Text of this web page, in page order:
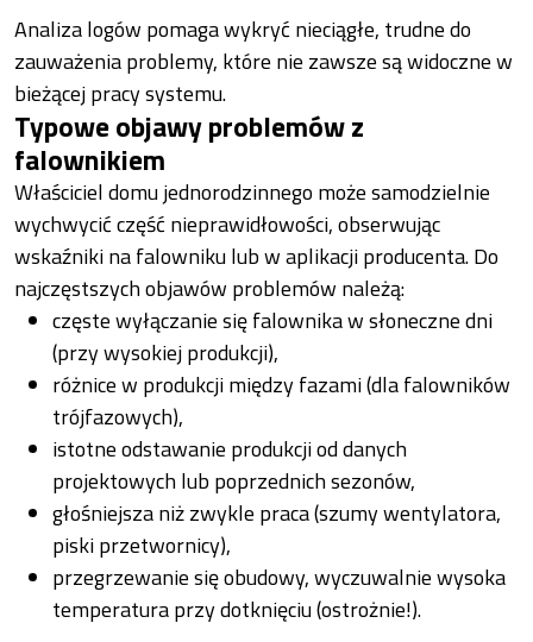
Analiza logów pomaga wykryć nieciągłe, trudne do
zauważenia problemy, które nie zawsze są widoczne w
bieżącej pracy systemu.
Typowe objawy problemów z
falownikiem
Właściciel domu jednorodzinnego może samodzielnie
wychwycić część nieprawidłowości, obserwując
wskaźniki na falowniku lub w aplikacji producenta. Do
najczęstszych objawów problemów należą:
częste wyłączanie się falownika w słoneczne dni
(przy wysokiej produkcji),
różnice w produkcji między fazami (dla falowników
trójfazowych),
istotne odstawanie produkcji od danych
projektowych lub poprzednich sezonów,
głośniejsza niż zwykle praca (szumy wentylatora,
piski przetwornicy),
przegrzewanie się obudowy, wyczuwalnie wysoka
temperatura przy dotknięciu (ostrożnie!).